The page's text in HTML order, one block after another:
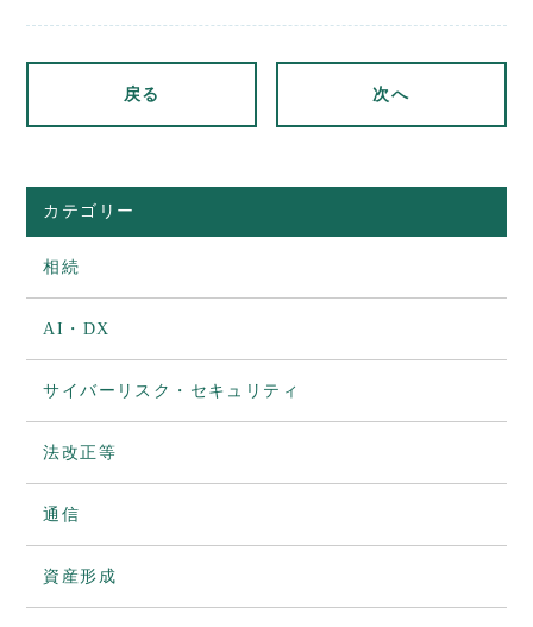
戻る 次へ
カテゴリー
相続
AI・DX
サイバーリスク・セキュリティ
法改正等
通信
資産形成